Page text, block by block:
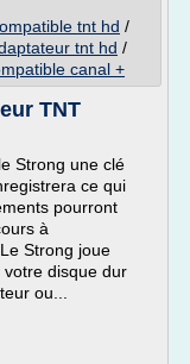
tnt hd /
tnt hd /
canal +
TNT
Strong une clé
ce qui
pourront
à
Strong joue
disque dur
ou...